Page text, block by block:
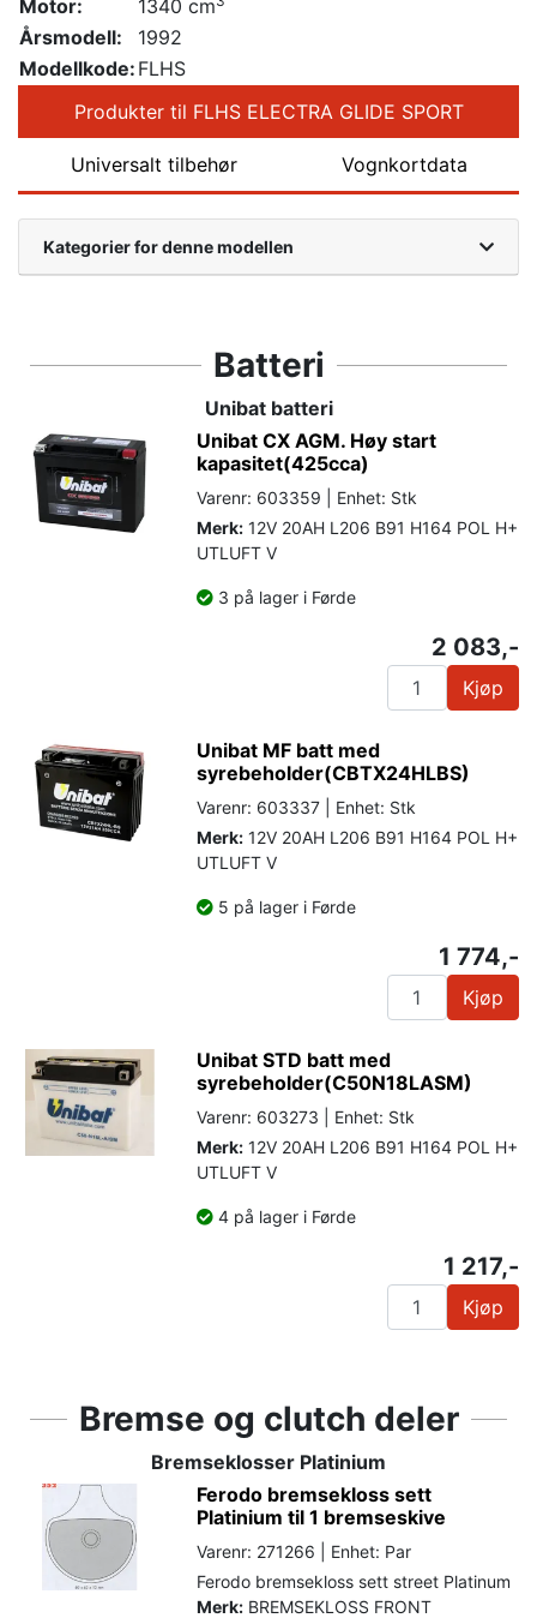
Motor:
1340 cm
Årsmodell:
1992
Modellkode: FLHS
Produkter til FLHS ELECTRA GLIDE SPORT
Universalt tilbehør Vognkortdata
Kategorier for denne modellen
Batteri
Unibat batteri
Unibat CX AGM. Høy start
kapasitet(425cca)
Varenr: 603359 | Enhet: Stk
Merk: 12V 20AH L206 B91 H164 POL H+
UTLUFT V
3 på lager i Førde
2 083,-
Kjøp
Unibat MF batt med
syrebeholder(CBTX24HLBS)
Varenr: 603337 | Enhet: Stk
Merk: 12V 20AH L206 B91 H164 POL H+
UTLUFT V
5 på lager i Førde
1 774,-
Kjøp
Unibat STD batt med
syrebeholder(C50N18LASM)
Varenr: 603273 | Enhet: Stk
Merk: 12V 20AH L206 B91 H164 POL H+
UTLUFT V
4 på lager i Førde
1 217,-
Kjøp
Bremse og clutch deler
Bremseklosser Platinium
Ferodo bremsekloss sett
Platinium til 1 bremseskive
Varenr: 271266 | Enhet: Par
Ferodo bremsekloss sett street Platinum
Merk: BREMSEKLOSS FRONT